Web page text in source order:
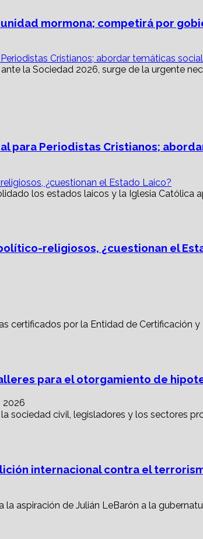
mormona; competirá por
Cristianos; abordar temáticas
para Periodistas Cristianos;
¿cuestionan el Estado Laico?
religiosos, ¿cuestionan el
para el otorgamiento de
2026
internacional contra el